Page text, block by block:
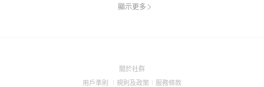
顯示更多
關於社群(Open
in
用戶準則 (Open
規則及政策(Open
服務條款